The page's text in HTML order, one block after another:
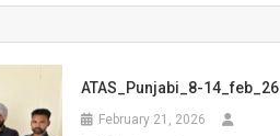
ATAS_Punjabi_8-14_feb_26
February 21, 2026